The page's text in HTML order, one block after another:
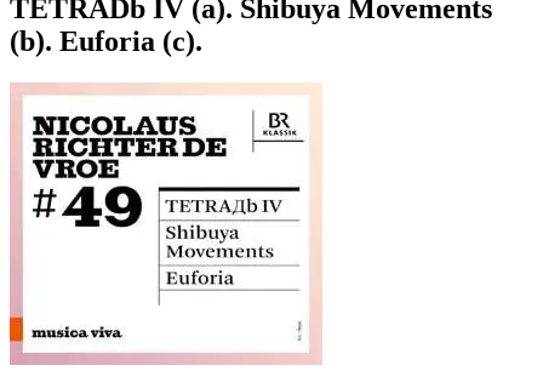
TETRADb IV (a). Shibuya Movements
(b). Euforia (c).